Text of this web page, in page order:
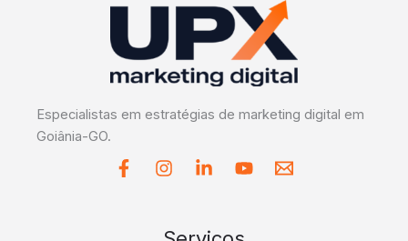
Especialistas em estratégias de marketing digital em
Goiânia-GO.